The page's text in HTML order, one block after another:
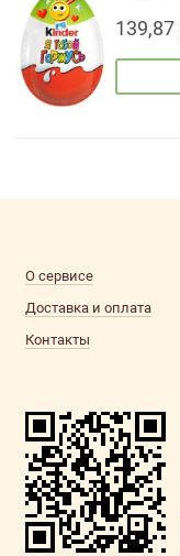
О сервисе
Доставка и оплата
Контакты